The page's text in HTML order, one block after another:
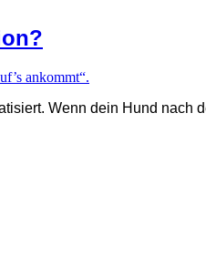
Wenn dein Hund